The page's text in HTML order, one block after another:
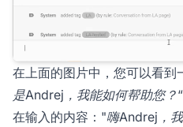
在上面的图片中，您可以看到
是Andrej，我能如何帮助您？
在输入的内容："嗨Andrej，